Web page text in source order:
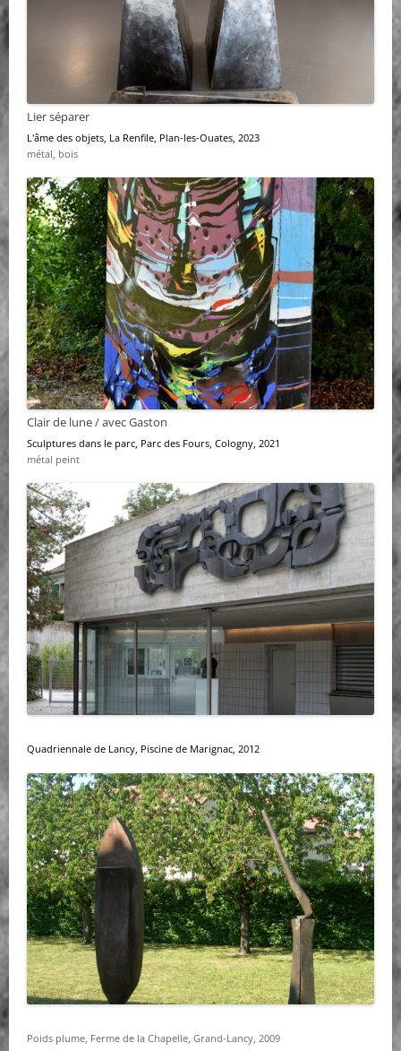
Lier séparer
L'âme des objets , La Renfile, Plan-les-Ouates, 2023
métal, bois
Clair de lune / avec Gaston
Sculptures dans le parc , Parc des Fours, Cologny, 2021
métal peint
Quadriennale de Lancy, Piscine de Marignac, 2012
Poids plume, Ferme de la Chapelle, Grand-Lancy, 2009